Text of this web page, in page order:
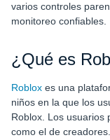
varios controles
monitoreo confiables.
¿Qué es
Roblox es una
niños en la que los
Roblox. Los usuarios
como el de